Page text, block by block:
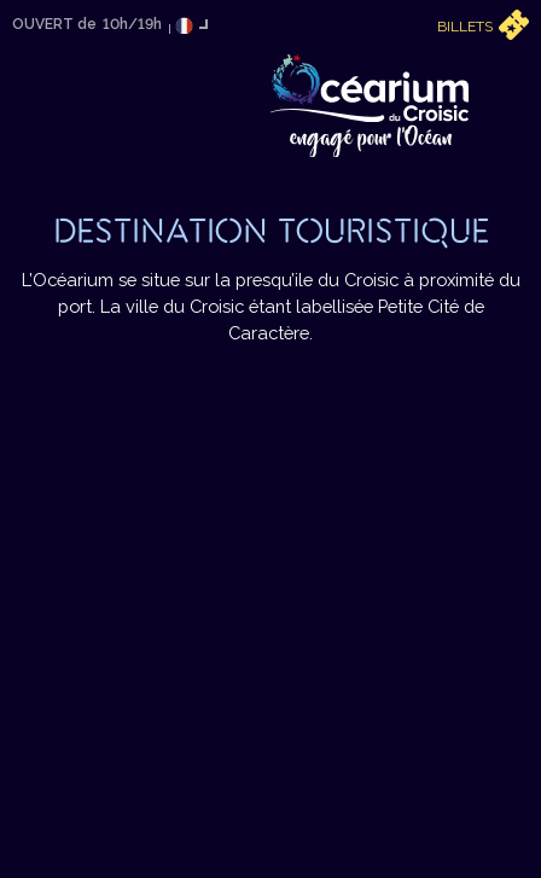
BILLETS
OUVERT de 10h/19h
DESTINATION TOURISTIQUE
L’Océarium se situe sur la presqu’ile du Croisic à proximité du
port. La ville du Croisic étant labellisée Petite Cité de
Caractère.